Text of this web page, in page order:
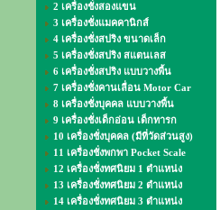
2 เครื่องชั่งสองแขน
3 เครื่องชั่งแมคคานิกส์
4 เครื่องชั่งสปริง ขนาดเล็ก
5 เครื่องชั่งสปริง สแตนเลส
6 เครื่องชั่งสปริง แบบวางพื้น
7 เครื่องชั่งคานเลื่อน Motor Car
8 เครื่องชั่งบุคคล แบบวางพื้น
9 เครื่องชั่งเด็กอ่อน เด็กทารก
10 เครื่องชั่งบุคคล (มีที่วัดส่วนสูง)
11 เครื่องชั่งพกพา Pocket Scale
12 เครื่องชั่งทศนิยม 1 ตำแหน่ง
13 เครื่องชั่งทศนิยม 2 ตำแหน่ง
14 เครื่องชั่งทศนิยม 3 ตำแหน่ง